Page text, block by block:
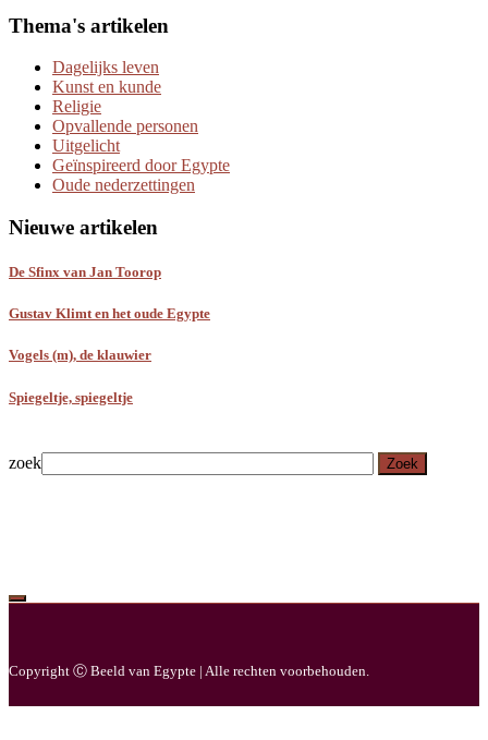
Thema's artikelen
Dagelijks leven
Kunst en kunde
Religie
Opvallende personen
Uitgelicht
Geïnspireerd door Egypte
Oude nederzettingen
Nieuwe artikelen
De Sfinx van Jan Toorop
Gustav Klimt en het oude Egypte
Vogels (m), de klauwier
Spiegeltje, spiegeltje
zoek Zoek
Copyright Ⓒ Beeld van Egypte | Alle rechten voorbehouden.